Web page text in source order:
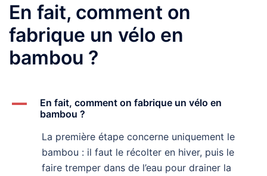
En fait, comment on
fabrique un vélo en
bambou ?
A
En fait, comment on fabrique un vélo en
bambou ?
La première étape concerne uniquement le
bambou : il faut le récolter en hiver, puis le
faire tremper dans de l’eau pour drainer la